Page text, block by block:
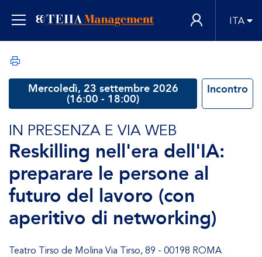
ITA
Mercoledì, 23 settembre 2026
(16:00 - 18:00)
Incontro
IN PRESENZA E VIA WEB
Reskilling nell'era dell'IA:
preparare le persone al
futuro del lavoro (con
aperitivo di networking)
Teatro Tirso de Molina Via Tirso, 89 - 00198 ROMA